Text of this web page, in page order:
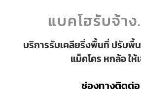
แบคโฮรับจ้า
บริการรับเคลียริ่งพื้นที่ ปรับพื้
แม็คโคร หกล้อ ให้
ช่องทางติดต่อ